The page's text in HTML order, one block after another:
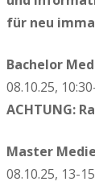
für neu
Bachelor
08.10.25,
ACHTUNG:
Master
08.10.25, 13-